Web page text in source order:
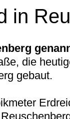
in
die
gebaut.